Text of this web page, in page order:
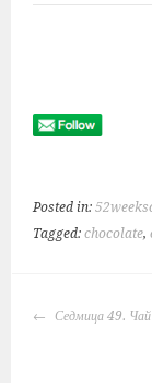
Posted in:
Tagged:chocolate,
POST
Седмица 49.